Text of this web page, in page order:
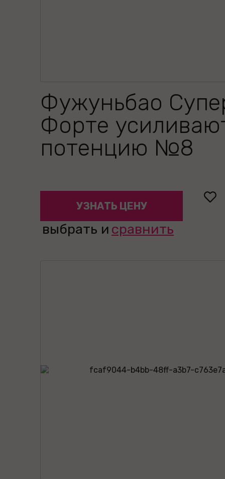
Фужуньбао
Форте
потенцию №8
УЗНАТЬ ЦЕНУ
выбрать и сравнить